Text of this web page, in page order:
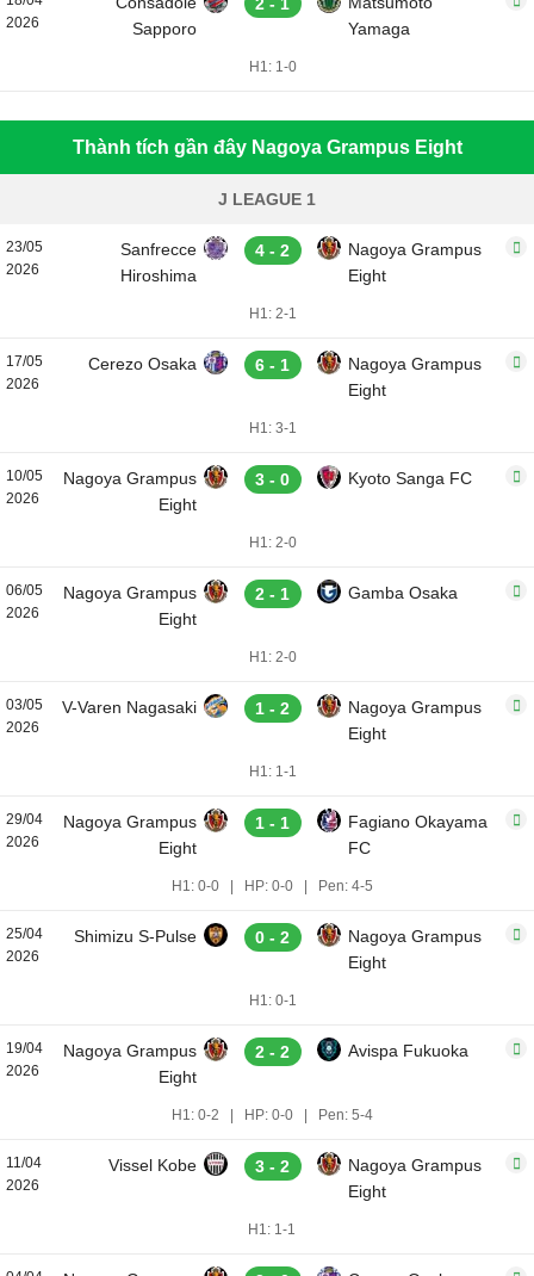
2026
Sapporo
Yamaga
H1: 1-0
Thành tích gần đây Nagoya Grampus Eight
J LEAGUE 1
23/05
2026
Sanfrecce
Hiroshima
4 - 2
Nagoya Grampus
Eight
H1: 2-1
17/05
2026
Cerezo Osaka 6 - 1
Nagoya Grampus
Eight
H1: 3-1
10/05
2026
Nagoya Grampus
Eight
3 - 0 Kyoto Sanga FC
H1: 2-0
06/05
2026
Nagoya Grampus
Eight
2 - 1 Gamba Osaka
H1: 2-0
03/05
2026
V-Varen Nagasaki 1 - 2
Nagoya Grampus
Eight
H1: 1-1
29/04
2026
Nagoya Grampus
Eight
1 - 1
Fagiano Okayama
FC
H1: 0-0 HP: 0-0 Pen: 4-5
25/04
2026
Shimizu S-Pulse 0 - 2
Nagoya Grampus
Eight
H1: 0-1
19/04
2026
Nagoya Grampus
Eight
2 - 2 Avispa Fukuoka
H1: 0-2 HP: 0-0 Pen: 5-4
11/04
2026
Vissel Kobe 3 - 2
Nagoya Grampus
Eight
H1: 1-1